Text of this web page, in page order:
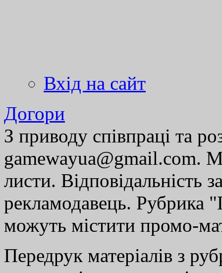
Вхід на сайт
Догори
З приводу співпраці та
gamewayua@gmail.com.
листи. Відповідальність
рекламодавець. Рубрика
можуть містити промо-
Передрук матеріалів з